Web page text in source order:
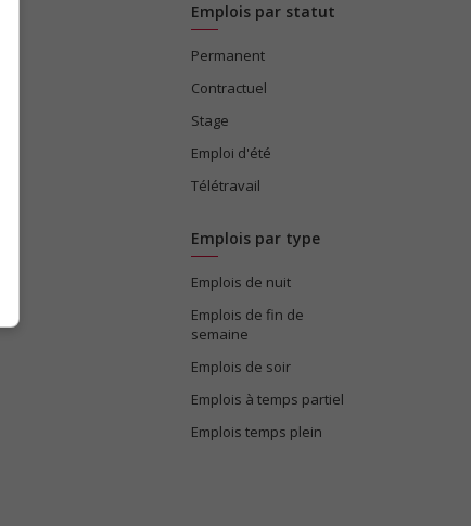
Emplois par statut
Permanent
Contractuel
Stage
Emploi d'été
Télétravail
Emplois par type
Emplois de nuit
Emplois de fin de
semaine
Emplois de soir
Emplois à temps partiel
Emplois temps plein